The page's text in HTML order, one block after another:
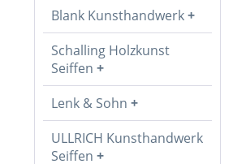
Blank Kunsthandwerk
Schalling Holzkunst
Seiffen
Lenk & Sohn
ULLRICH Kunsthandwerk
Seiffen